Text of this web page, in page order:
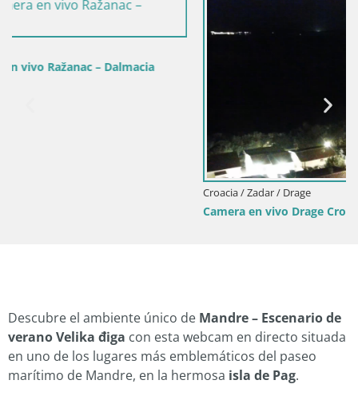
Descubre el ambiente único de Mandre – Escenario de
verano Velika điga con esta webcam en directo situada
en uno de los lugares más emblemáticos del paseo
marítimo de Mandre, en la hermosa isla de Pag.